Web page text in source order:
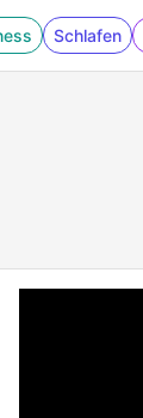
Schlafen